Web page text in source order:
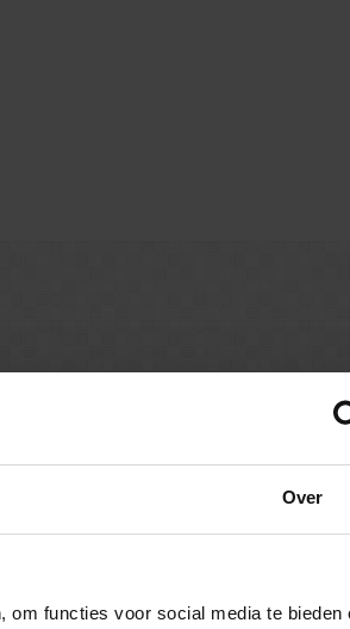
Over
functies voor social media te bieden
van artikel 12 van de Arbowet
Arbeidsinspectie meer mogelijkheden om